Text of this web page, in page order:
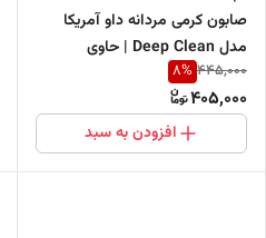
صابون کرمی مردانه داو آمریکا
مدل Deep Clean | حاوی
دانه‌های پاک‌کننده مناسب صورت
و بدن
445,000
8%
405,000
افزودن به سبد